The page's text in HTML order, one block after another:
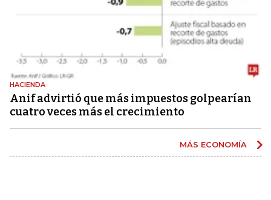
HACIENDA
Anif advirtió que más impuestos golpearían
cuatro veces más el crecimiento
MÁS ECONOMÍA